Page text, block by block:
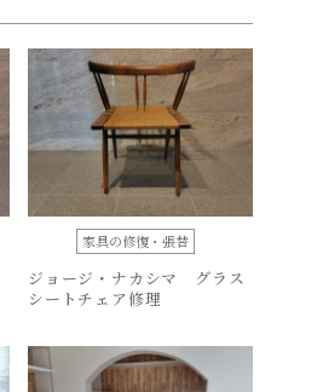
家具の修復・張替
ジョージ・ナカシマ グラス
シートチェア修理